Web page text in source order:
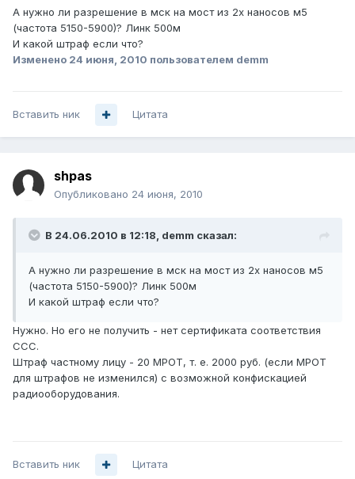
А нужно ли разрешение в мск на мост из 2х наносов м5
(частота 5150-5900)? Линк 500м
И какой штраф если что?
Изменено 24 июня, 2010 пользователем demm
Вставить ник Цитата
shpas
Опубликовано 24 июня, 2010
В 24.06.2010 в 12:18, demm сказал:
А нужно ли разрешение в мск на мост из 2х наносов м5
(частота 5150-5900)? Линк 500м
И какой штраф если что?
Нужно. Но его не получить - нет сертификата соответствия
ССС.
Штраф частному лицу - 20 МРОТ, т. е. 2000 руб. (если МРОТ
для штрафов не изменился) с возможной конфискацией
радиооборудования.
Вставить ник Цитата